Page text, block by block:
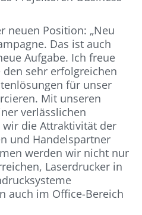
neuen Position: „Neu
Das ist auch
Aufgabe. Ich freue
sehr erfolgreichen
für unser
Mit unseren
verlässlichen
die Attraktivität der
und Handelspartner
werden wir nicht nur
Laserdrucker in
auch im Office-Bereich